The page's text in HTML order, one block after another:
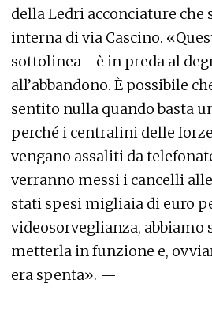
della Ledri acconciature che
interna di via Cascino.
sottolinea - è in preda al
all’abbandono. È possibile
sentito nulla quando basta
perché i centralini delle
vengano assaliti da
verranno messi i cancelli
stati spesi migliaia di euro
videosorveglianza, abbiamo
metterla in funzione e,
era spenta». —